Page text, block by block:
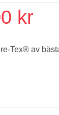
kr
Tex® av